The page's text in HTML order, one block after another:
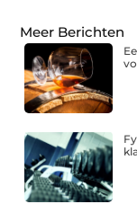
Meer Berichten